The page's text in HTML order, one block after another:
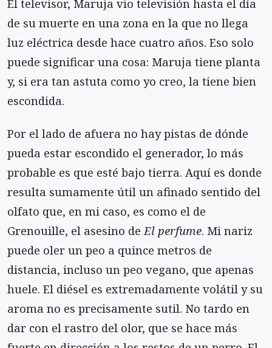
El televisor, Maruja vio televisión hasta el día
de su muerte en una zona en la que no llega
luz eléctrica desde hace cuatro años. Eso solo
puede significar una cosa: Maruja tiene planta
y, si era tan astuta como yo creo, la tiene bien
escondida.
Por el lado de afuera no hay pistas de dónde
pueda estar escondido el generador, lo más
probable es que esté bajo tierra. Aquí es donde
resulta sumamente útil un afinado sentido del
olfato que, en mi caso, es como el de
Grenouille, el asesino deEl perfume. Mi nariz
puede oler un peo a quince metros de
distancia, incluso un peo vegano, que apenas
huele. El diésel es extremadamente volátil y su
aroma no es precisamente sutil. No tardo en
dar con el rastro del olor, que se hace más